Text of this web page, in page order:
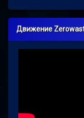
Движение